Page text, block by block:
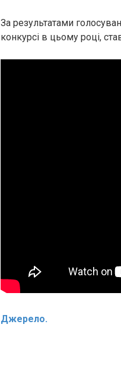
За результатами
конкурсі в цьому році,
Джерело.